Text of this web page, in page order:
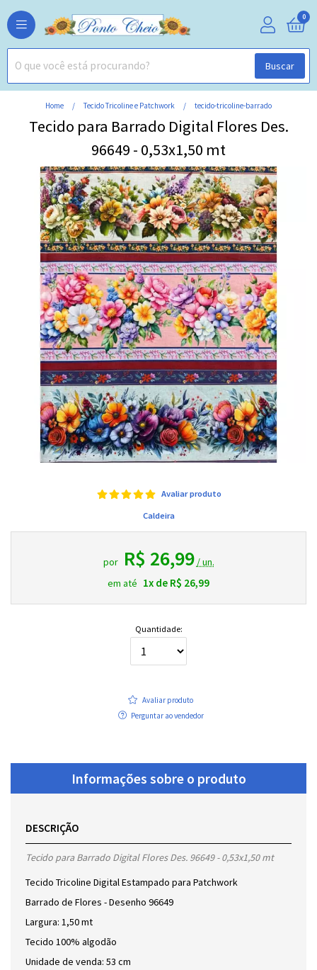
Buscar
0
Home Tecido Tricoline e Patchwork tecido-tricoline-barrado
Tecido para Barrado Digital Flores Des.
96649 - 0,53x1,50 mt
Avaliar produto
Caldeira
por R$ 26,99 / un.
em até 1x de R$ 26,99
Quantidade:
Avaliar produto
Perguntar ao vendedor
Informações sobre o produto
DESCRIÇÃO
Tecido para Barrado Digital Flores Des. 96649 - 0,53x1,50 mt
Tecido Tricoline Digital Estampado para Patchwork
Barrado de Flores - Desenho 96649
Largura: 1,50 mt
Tecido 100% algodão
Unidade de venda: 53 cm